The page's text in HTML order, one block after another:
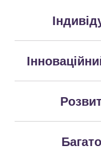
Ми віримо в
тому
Ми
технології,
учнів
Учні
Наша школа
не лише